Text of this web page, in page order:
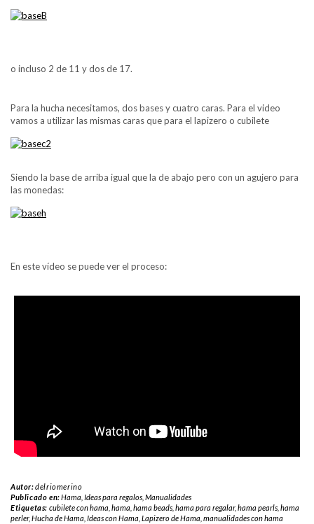
o incluso 2 de 11 y dos de 17.
Para la hucha necesitamos, dos bases y cuatro caras. Para el video
vamos a utilizar las mismas caras que para el lapizero o cubilete
Siendo la base de arriba igual que la de abajo pero con un agujero para
las monedas:
En este vídeo se puede ver el proceso:
Autor:delriomerino
Publicado en:Hama Ideas para regalos ,Manualidades
Etiquetas: cubilete con hama hama hama beads, hama para regalar, hama pearls, hama
perler, Hucha de Hama Ideas con Hama Lapizero de Hama manualidades con hama